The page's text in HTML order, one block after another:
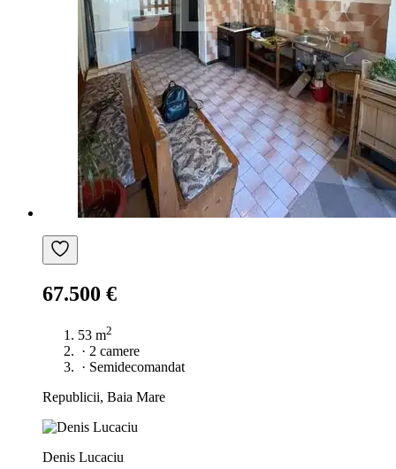
67.500 €
53 m2
· 2 camere
· Semidecomandat
Republicii, Baia Mare
Denis Lucaciu